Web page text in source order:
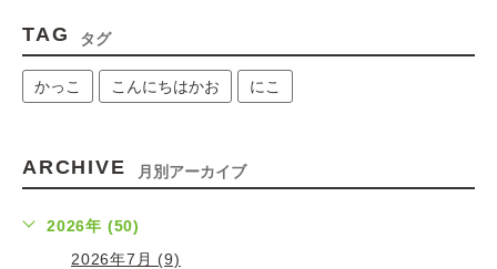
TAG タグ
かっこ こんにちはかお にこ
ARCHIVE 月別アーカイブ
2026年 (50)
2026年7月 (9)